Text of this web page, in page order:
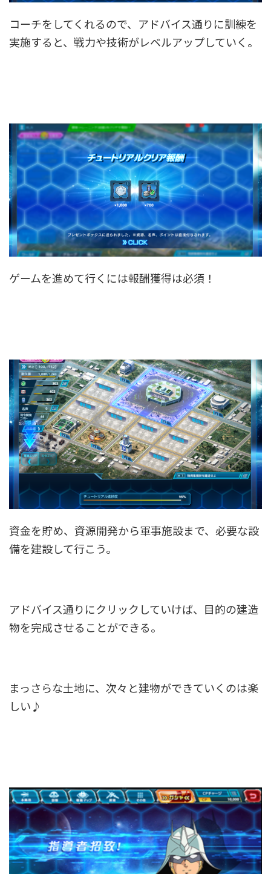
コーチをしてくれるので、アドバイス通りに訓練を
実施すると、戦力や技術がレベルアップしていく。
ゲームを進めて行くには報酬獲得は必須！
資金を貯め、資源開発から軍事施設まで、必要な設
備を建設して行こう。
アドバイス通りにクリックしていけば、目的の建造
物を完成させることができる。
まっさらな土地に、次々と建物ができていくのは楽
しい♪